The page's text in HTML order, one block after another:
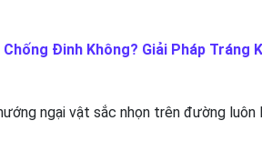
Đinh Không? Giải Pháp Tráng
ngại vật sắc nhọn trên đường luôn